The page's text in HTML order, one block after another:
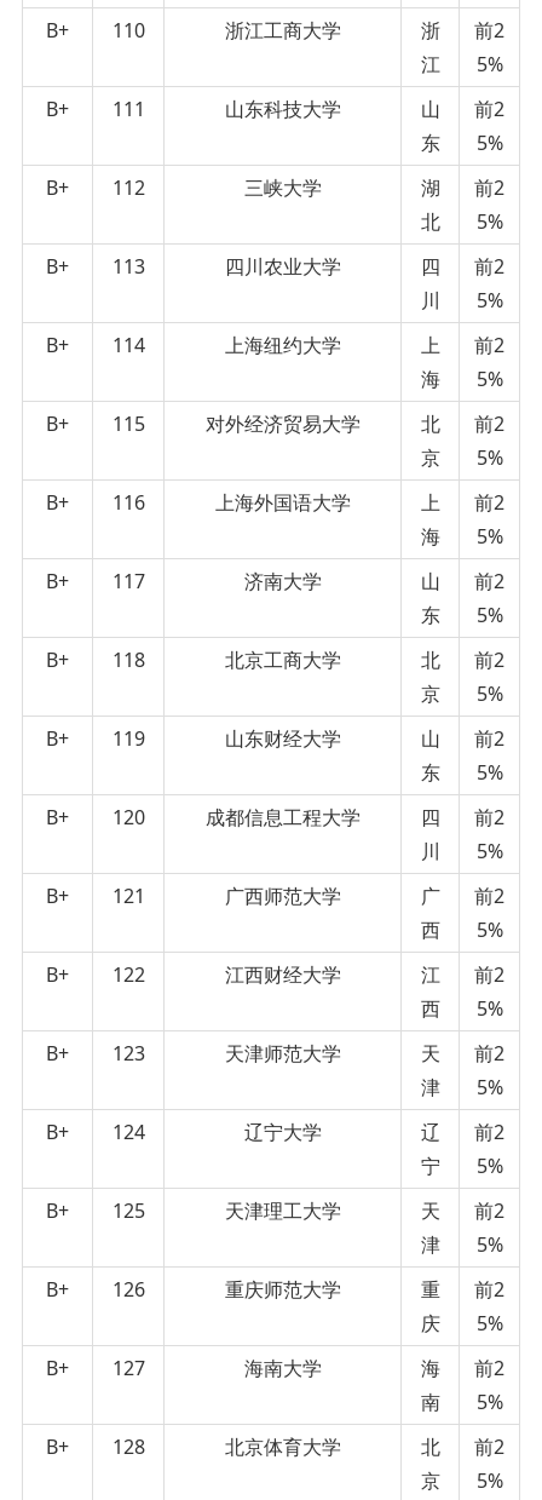
B+
110 浙江工商大学
浙
江
前2
5%
B+
111 山东科技大学
山
东
前2
5%
B+
112 三峡大学
湖
北
前2
5%
B+
113 四川农业大学
四
川
前2
5%
B+
114 上海纽约大学
上
海
前2
5%
B+
115 对外经济贸易大学
北
京
前2
5%
B+
116 上海外国语大学
上
海
前2
5%
B+
117 济南大学
山
东
前2
5%
B+
118 北京工商大学
北
京
前2
5%
B+
119 山东财经大学
山
东
前2
5%
B+
120 成都信息工程大学
四
川
前2
5%
B+
121 广西师范大学
广
西
前2
5%
B+
122 江西财经大学
江
西
前2
5%
B+
123 天津师范大学
天
津
前2
5%
B+
124 辽宁大学
辽
宁
前2
5%
B+
125 天津理工大学
天
津
前2
5%
B+
126 重庆师范大学
重
庆
前2
5%
B+
127 海南大学
海
南
前2
5%
B+
128 北京体育大学
北
京
前2
5%